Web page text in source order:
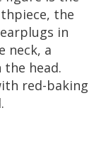
, the
earplugs in
neck, a
the head.
red-baking
.